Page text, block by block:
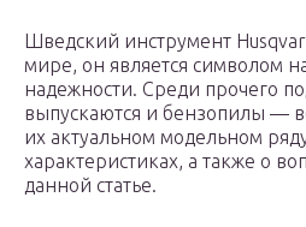
Шведский инструмент
мире, он является символом
надежности. Среди прочего
выпускаются и бензопилы —
их актуальном модельном
характеристиках, а также о
данной статье.